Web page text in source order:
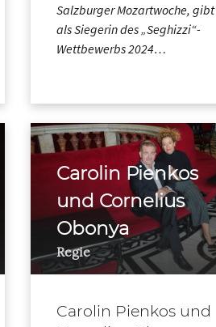
Salzburger Mozartwoche, gibt
als Siegerin des „Seghizzi“-
Wettbewerbs 2024…
Carolin Pienkos
und Cornelius
Obonya
Regie
Carolin Pienkos und